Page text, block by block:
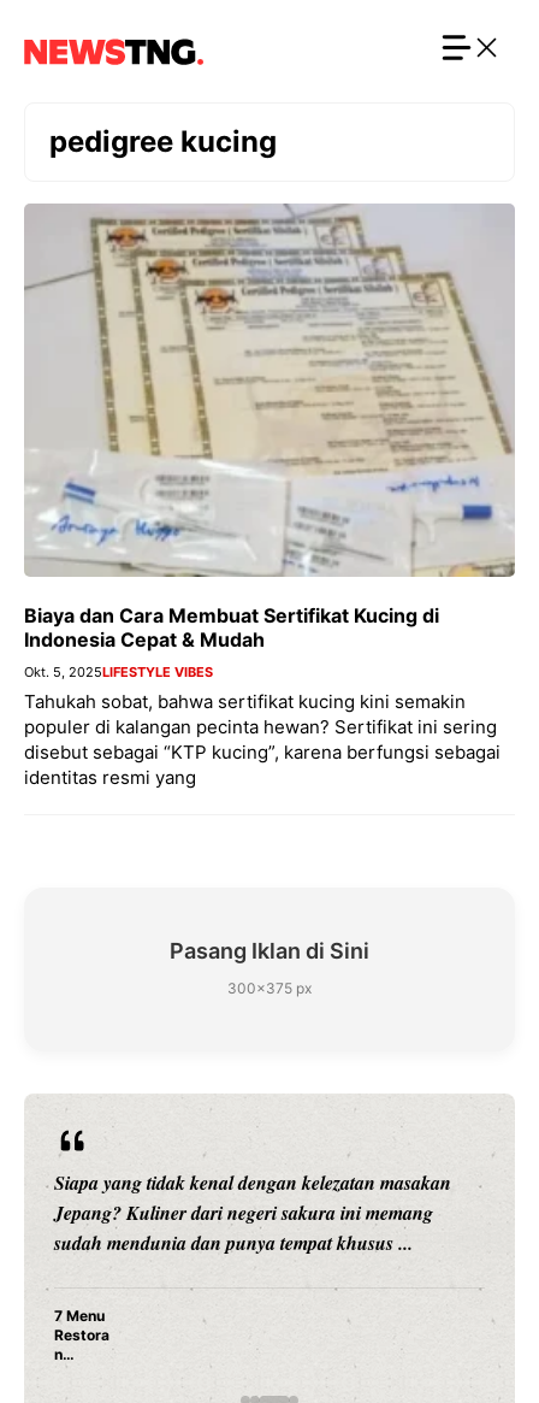
pedigree kucing
Biaya dan Cara Membuat Sertifikat Kucing di
Indonesia Cepat & Mudah
Okt. 5, 2025LIFESTYLE VIBES
Tahukah sobat, bahwa sertifikat kucing kini semakin
populer di kalangan pecinta hewan? Sertifikat ini sering
disebut sebagai “KTP kucing”, karena berfungsi sebagai
identitas resmi yang
Pasang Iklan di Sini
300×375 px
Siapa yang tidak kenal dengan kelezatan masakan
Jepang? Kuliner dari negeri sakura ini memang
sudah mendunia dan punya tempat khusus ...
7 Menu
Restora
n
Jepang
yang